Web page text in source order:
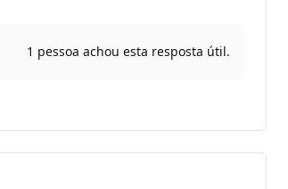
1 pessoa achou esta resposta útil.